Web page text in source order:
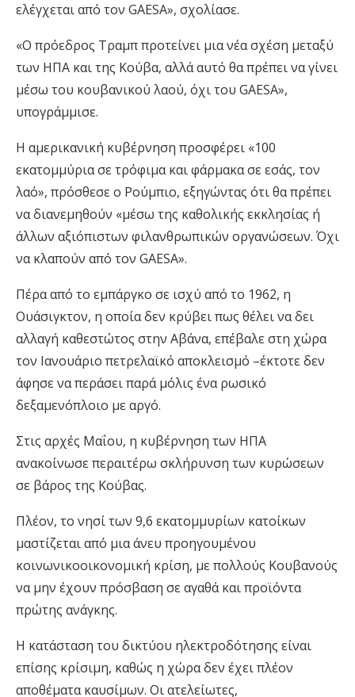
ελέγχεται από τον GAESA», σχολίασε.
«Ο πρόεδρος Τραμπ προτείνει μια νέα σχέση μεταξύ
των ΗΠΑ και της Κούβα, αλλά αυτό θα πρέπει να γίνει
μέσω του κουβανικού λαού, όχι του GAESA»,
υπογράμμισε.
Η αμερικανική κυβέρνηση προσφέρει «100
εκατομμύρια σε τρόφιμα και φάρμακα σε εσάς, τον
λαό», πρόσθεσε ο Ρούμπιο, εξηγώντας ότι θα πρέπει
να διανεμηθούν «μέσω της καθολικής εκκλησίας ή
άλλων αξιόπιστων φιλανθρωπικών οργανώσεων. Όχι
να κλαπούν από τον GAESA».
Πέρα από το εμπάργκο σε ισχύ από το 1962, η
Ουάσιγκτον, η οποία δεν κρύβει πως θέλει να δει
αλλαγή καθεστώτος στην Αβάνα, επέβαλε στη χώρα
τον Ιανουάριο πετρελαϊκό αποκλεισμό –έκτοτε δεν
άφησε να περάσει παρά μόλις ένα ρωσικό
δεξαμενόπλοιο με αργό.
Στις αρχές Μαΐου, η κυβέρνηση των ΗΠΑ
ανακοίνωσε περαιτέρω σκλήρυνση των κυρώσεων
σε βάρος της Κούβας.
Πλέον, το νησί των 9,6 εκατομμυρίων κατοίκων
μαστίζεται από μια άνευ προηγουμένου
κοινωνικοοικονομική κρίση, με πολλούς Κουβανούς
να μην έχουν πρόσβαση σε αγαθά και προϊόντα
πρώτης ανάγκης.
Η κατάσταση του δικτύου ηλεκτροδότησης είναι
επίσης κρίσιμη, καθώς η χώρα δεν έχει πλέον
αποθέματα καυσίμων. Οι ατελείωτες,